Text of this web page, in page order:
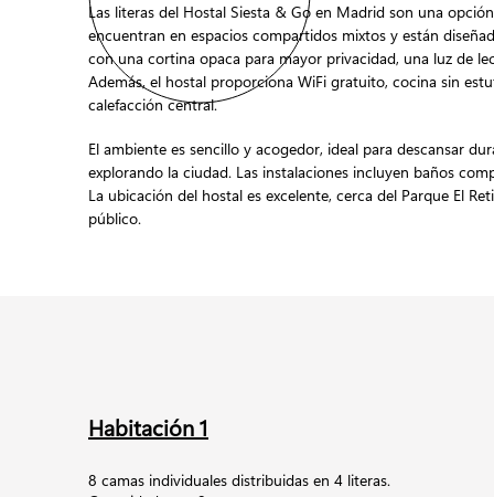
Las literas del Hostal Siesta & Go en Madrid son una
encuentran en espacios compartidos mixtos y están
con una cortina opaca para mayor privacidad, una luz de
Además, el hostal proporciona WiFi gratuito, cocina sin
calefacción central.
El ambiente es sencillo y acogedor, ideal para descansar
explorando la ciudad. Las instalaciones incluyen baños
La ubicación del hostal es excelente, cerca del Parque El
público.
Habitación 1
8 camas individuales distribuidas en 4 literas.